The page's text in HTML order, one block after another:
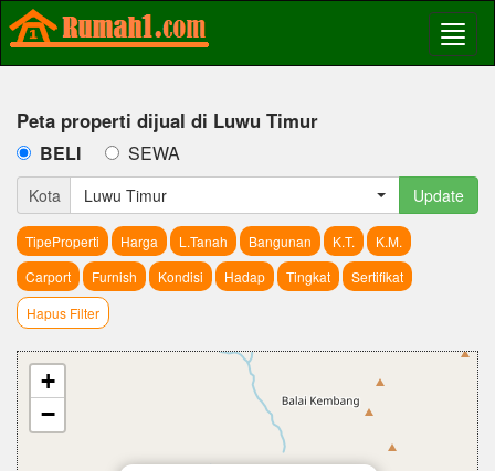
Peta properti dijual di Luwu Timur
BELI SEWA
Kota Luwu Timur Update
TipeProperti Harga L.Tanah Bangunan K.T.
K.M.
Carport
Furnish Kondisi Hadap Tingkat
Sertifikat
Hapus Filter
+
−